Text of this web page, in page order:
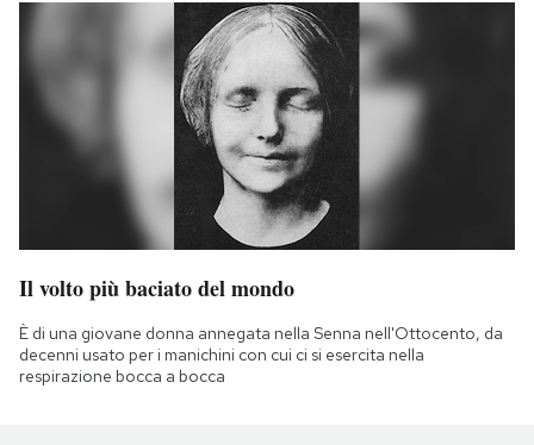
Il volto più baciato del mondo
È di una giovane donna annegata nella Senna nell'Ottocento, da
decenni usato per i manichini con cui ci si esercita nella
respirazione bocca a bocca